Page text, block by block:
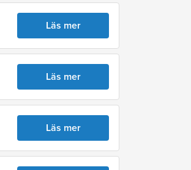
Läs mer
Läs mer
Läs mer